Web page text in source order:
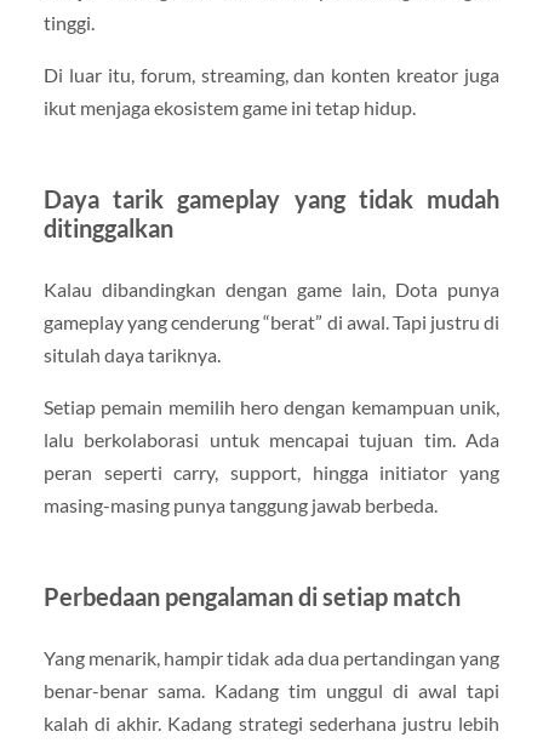
tinggi.
Di luar itu, forum, streaming, dan konten kreator juga
ikut menjaga ekosistem game ini tetap hidup.
Daya tarik gameplay yang tidak mudah
ditinggalkan
Kalau dibandingkan dengan game lain, Dota punya
gameplay yang cenderung “berat” di awal. Tapi justru di
situlah daya tariknya.
Setiap pemain memilih hero dengan kemampuan unik,
lalu berkolaborasi untuk mencapai tujuan tim. Ada
peran seperti carry, support, hingga initiator yang
masing-masing punya tanggung jawab berbeda.
Perbedaan pengalaman di setiap match
Yang menarik, hampir tidak ada dua pertandingan yang
benar-benar sama. Kadang tim unggul di awal tapi
kalah di akhir. Kadang strategi sederhana justru lebih